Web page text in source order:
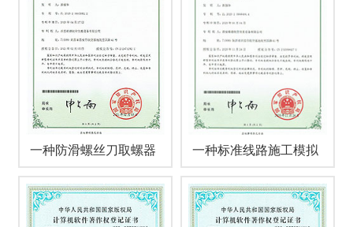
一种防滑螺丝刀取螺器 一种标准线路施工模拟
舱